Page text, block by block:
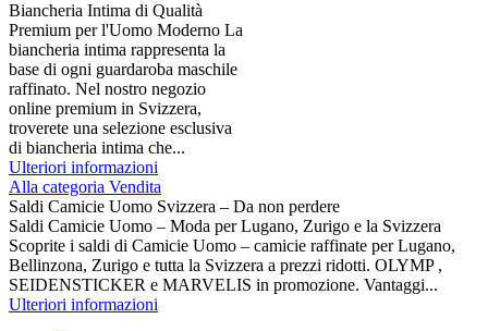
Biancheria Intima di Qualità
Premium per l'Uomo Moderno La
biancheria intima rappresenta la
base di ogni guardaroba maschile
raffinato. Nel nostro negozio
online premium in Svizzera,
troverete una selezione esclusiva
di biancheria intima che...
Ulteriori informazioni
Alla categoria Vendita
Saldi Camicie Uomo Svizzera – Da non perdere
Saldi Camicie Uomo – Moda per Lugano, Zurigo e la Svizzera
Scoprite i saldi di Camicie Uomo – camicie raffinate per Lugano,
Bellinzona, Zurigo e tutta la Svizzera a prezzi ridotti. OLYMP ,
SEIDENSTICKER e MARVELIS in promozione. Vantaggi...
Ulteriori informazioni